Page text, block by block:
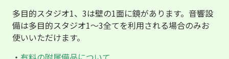
多目的スタジオ1、3は壁の1面に鏡があります。音響設
備は多目的スタジオ1〜3全てを利用される場合のみお
使いいただけます。